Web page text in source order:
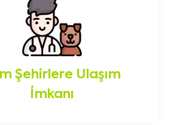
Şehirlere Ulaşım
İmkanı